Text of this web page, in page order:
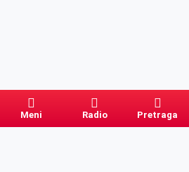
Meni Radio Pretraga